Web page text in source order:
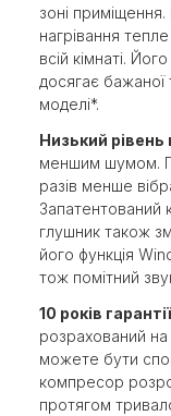
зоні
нагрівання
всій кімнаті.
досягає
моделі*.
Низький
меншим шумом.
разів менше
Запатентований
глушник також
його функція
тож помітний
10 років
розрахований
можете бути
компресор
протягом